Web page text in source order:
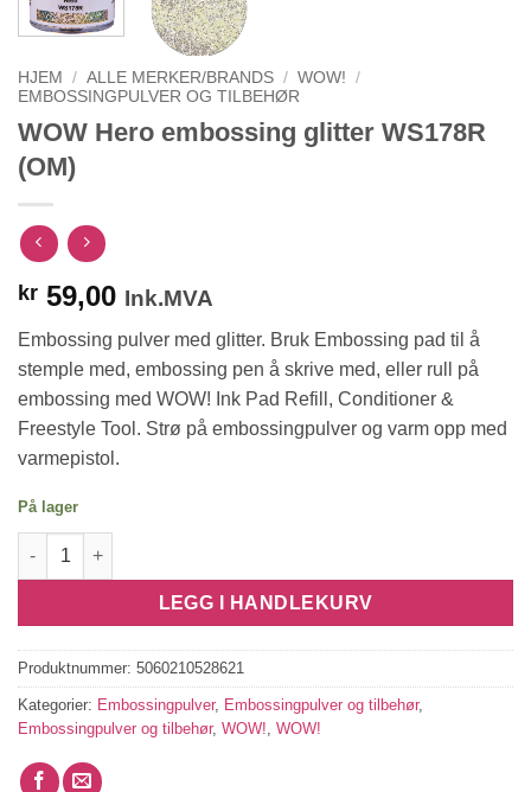
HJEM / ALLE MERKER/BRANDS / WOW!
/
EMBOSSINGPULVER OG TILBEHØR
WOW Hero embossing glitter WS178R
(OM)
kr 59,00 Ink.MVA
Embossing pulver med glitter. Bruk Embossing pad til å
stemple med, embossing pen å skrive med, eller rull på
embossing med WOW! Ink Pad Refill, Conditioner &
Freestyle Tool. Strø på embossingpulver og varm opp med
varmepistol.
På lager
WOW Hero embossing glitter WS178R (OM) antall
LEGG I HANDLEKURV
Produktnummer: 5060210528621
Kategorier: Embossingpulver, Embossingpulver og tilbehør,
Embossingpulver og tilbehør, WOW!, WOW!